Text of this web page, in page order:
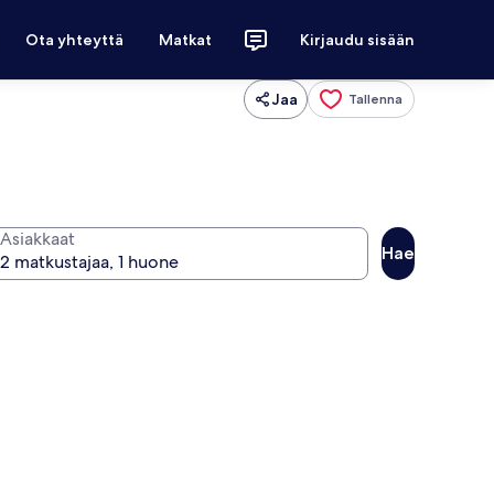
Ota yhteyttä Matkat Kirjaudu sisään
Jaa Tallenna
Asiakkaat
Hae